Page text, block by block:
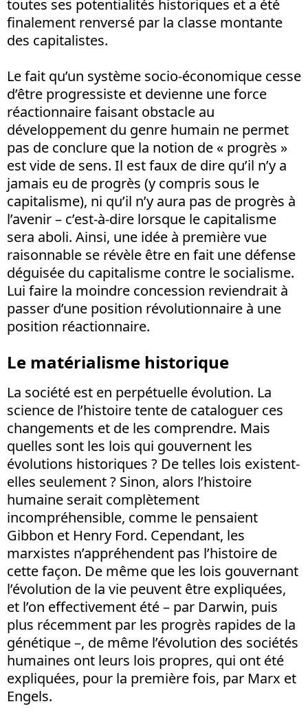
toutes ses potentialités historiques et a été
finalement renversé par la classe montante
des capitalistes.
Le fait qu’un système socio-économique cesse
d’être progressiste et devienne une force
réactionnaire faisant obstacle au
développement du genre humain ne permet
pas de conclure que la notion de « progrès »
est vide de sens. Il est faux de dire qu’il n’y a
jamais eu de progrès (y compris sous le
capitalisme), ni qu’il n’y aura pas de progrès à
l’avenir – c’est-à-dire lorsque le capitalisme
sera aboli. Ainsi, une idée à première vue
raisonnable se révèle être en fait une défense
déguisée du capitalisme contre le socialisme.
Lui faire la moindre concession reviendrait à
passer d’une position révolutionnaire à une
position réactionnaire.
Le matérialisme historique
La société est en perpétuelle évolution. La
science de l’histoire tente de cataloguer ces
changements et de les comprendre. Mais
quelles sont les lois qui gouvernent les
évolutions historiques ? De telles lois existent-
elles seulement ? Sinon, alors l’histoire
humaine serait complètement
incompréhensible, comme le pensaient
Gibbon et Henry Ford. Cependant, les
marxistes n’appréhendent pas l’histoire de
cette façon. De même que les lois gouvernant
l’évolution de la vie peuvent être expliquées,
et l’on effectivement été – par Darwin, puis
plus récemment par les progrès rapides de la
génétique –, de même l’évolution des sociétés
humaines ont leurs lois propres, qui ont été
expliquées, pour la première fois, par Marx et
Engels.